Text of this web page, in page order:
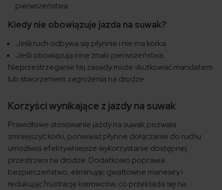
pierwszeństwa.
Kiedy nie obowiązuje jazda na suwak?
Jeśli ruch odbywa się płynnie i nie ma korka.
Jeśli obowiązują inne znaki pierwszeństwa.
Nieprzestrzeganie tej zasady może skutkować mandatem
lub stworzeniem zagrożenia na drodze.
Korzyści wynikające z jazdy na suwak
Prawidłowe stosowanie jazdy na suwak pozwala
zmniejszyć korki, ponieważ płynne dołączanie do ruchu
umożliwia efektywniejsze wykorzystanie dostępnej
przestrzeni na drodze. Dodatkowo poprawia
bezpieczeństwo, eliminując gwałtowne manewry i
redukując frustrację kierowców, co przekłada się na